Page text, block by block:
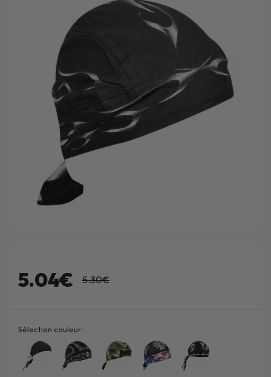
5.04€ 5.30€
Sélection couleur :